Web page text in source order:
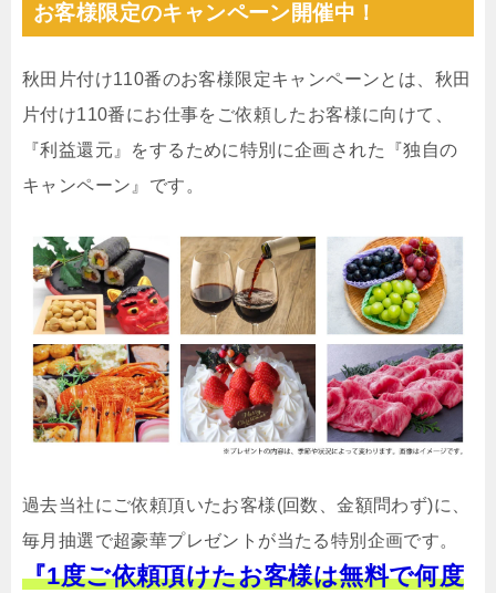
お客様限定のキャンペーン開催中！
秋田片付け110番のお客様限定キャンペーンとは、秋田
片付け110番にお仕事をご依頼したお客様に向けて、
『利益還元』をするために特別に企画された『独自の
キャンペーン』です。
過去当社にご依頼頂いたお客様(回数、金額問わず)に、
毎月抽選で超豪華プレゼントが当たる特別企画です。
『1度ご依頼頂けたお客様は無料で何度